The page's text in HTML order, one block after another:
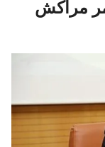
مراكش